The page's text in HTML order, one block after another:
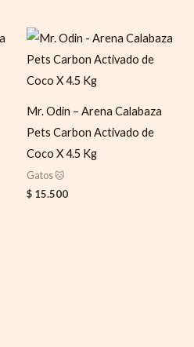
Mr. Odin – Arena Calabaza
Pets Carbon Activado de
Coco X 4.5 Kg
Gatos 🐱
$ 15.500